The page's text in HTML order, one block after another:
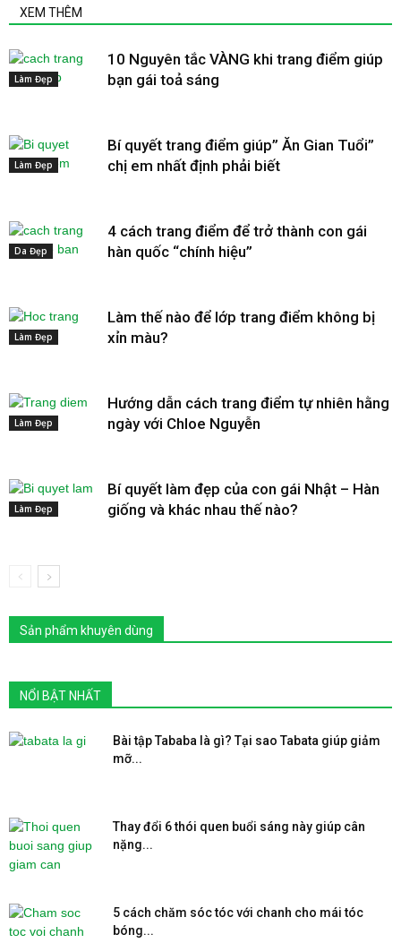
XEM THÊM
Làm Đẹp
10 Nguyên tắc VÀNG khi trang điểm giúp
bạn gái toả sáng
Làm Đẹp
Bí quyết trang điểm giúp” Ăn Gian Tuổi”
chị em nhất định phải biết
Da Đẹp
4 cách trang điểm để trở thành con gái
hàn quốc “chính hiệu”
Làm Đẹp
Làm thế nào để lớp trang điểm không bị
xỉn màu?
Làm Đẹp
Hướng dẫn cách trang điểm tự nhiên hằng
ngày với Chloe Nguyễn
Làm Đẹp
Bí quyết làm đẹp của con gái Nhật – Hàn
giống và khác nhau thế nào?
Sản phẩm khuyên dùng
NỔI BẬT NHẤT
Bài tập Tababa là gì? Tại sao Tabata giúp giảm
mỡ...
Thay đổi 6 thói quen buổi sáng này giúp cân
nặng...
5 cách chăm sóc tóc với chanh cho mái tóc
bóng...